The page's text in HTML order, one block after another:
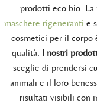
prodotti eco bio. La
maschere rigeneranti e
cosmetici per il corpo
qualità. I nostri
sceglie di prendersi
animali e il loro
risultati visibili con